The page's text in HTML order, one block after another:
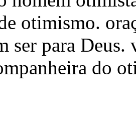
otimismo.
ser para
do